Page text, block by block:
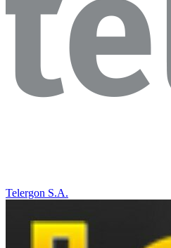
Telergon S.A.